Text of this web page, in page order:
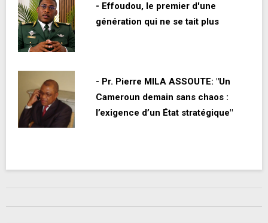
- Effoudou, le premier d'une
génération qui ne se tait plus
- Pr. Pierre MILA ASSOUTE: "Un
Cameroun demain sans chaos :
l’exigence d’un État stratégique"